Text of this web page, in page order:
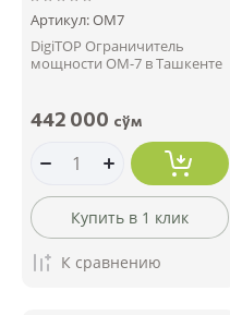
Артикул:ОМ7
DigiTOP Ограничитель
мощности ОМ-7 в Ташкенте
442 000 сўм
Купить в 1 клик
К сравнению